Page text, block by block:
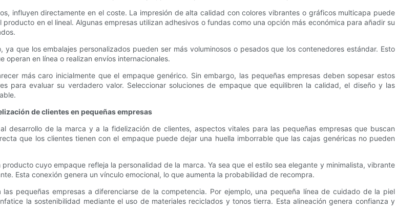
influyen directamente en el coste. La impresión de alta calidad con colores vibrantes o gráficos multicapa puede
en el lineal. Algunas empresas utilizan adhesivos o fundas como una opción más económica para añadir su
que los embalajes personalizados pueden ser más voluminosos o pesados ​​que los contenedores estándar. Esto
en línea o realizan envíos internacionales.
más caro inicialmente que el empaque genérico. Sin embargo, las pequeñas empresas deben sopesar estos
para evaluar su verdadero valor. Seleccionar soluciones de empaque que equilibren la calidad, el diseño y las
de clientes en pequeñas empresas
desarrollo de la marca y a la fidelización de clientes, aspectos vitales para las pequeñas empresas que buscan
que los clientes tienen con el empaque puede dejar una huella imborrable que las cajas genéricas no pueden
cuyo empaque refleja la personalidad de la marca. Ya sea que el estilo sea elegante y minimalista, vibrante
Esta conexión genera un vínculo emocional, lo que aumenta la probabilidad de recompra.
pequeñas empresas a diferenciarse de la competencia. Por ejemplo, una pequeña línea de cuidado de la piel
la sostenibilidad mediante el uso de materiales reciclados y tonos tierra. Esta alineación genera confianza y